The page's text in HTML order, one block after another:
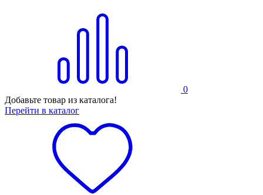
0
Добавьте товар из каталога!
Перейти в каталог